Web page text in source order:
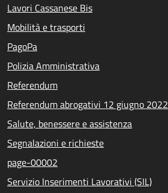
Lavori Cassanese Bis
Mobilità e trasporti
PagoPa
Polizia Amministrativa
Referendum
Referendum abrogativi 12 giugno 2022
Salute, benessere e assistenza
Segnalazioni e richieste
page-00002
Servizio Inserimenti Lavorativi (SIL)